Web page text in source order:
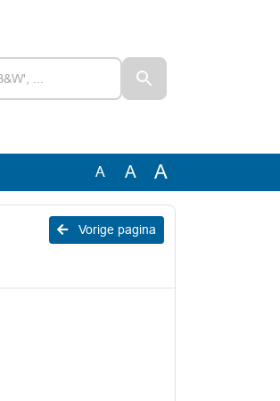
A A A
Vorige pagina